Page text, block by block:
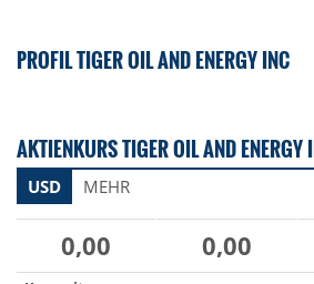
PROFIL TIGER OIL AND ENERGY INC
AKTIENKURS TIGER OIL AND ENERGY
USD MEHR
0,00 0,00